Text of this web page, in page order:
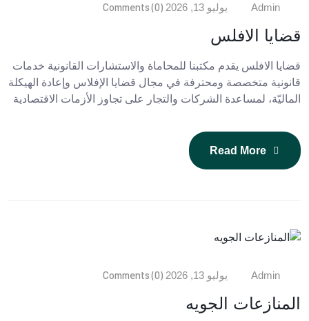
Admin يوليو 13, 2026 Comments (0)
قضايا الافلس
قضايا الافلس يقدم مكتبنا للمحاماة والاستشارات القانونية خدمات
قانونية متخصصة ومحترفة في مجال قضايا الإفلاس وإعادة الهيكلة
الماليّة، لمساعدة الشركات والتجار على تجاوز الأزمات الاقتصادية
Read More
Admin يوليو 13, 2026 Comments (0)
المنازعات الجويه